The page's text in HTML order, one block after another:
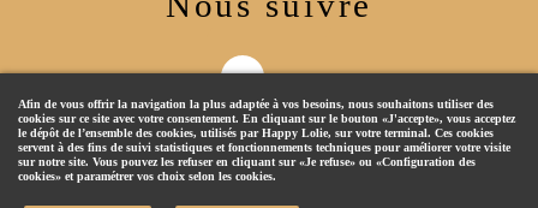
Afin de vous offrir la navigation la plus adaptée à vos besoins, nous souhaitons utiliser des
cookies sur ce site avec votre consentement. En cliquant sur le bouton «J'accepte», vous acceptez
le dépôt de l’ensemble des cookies, utilisés par Happy Lolie, sur votre terminal. Ces cookies
servent à des fins de suivi statistiques et fonctionnements techniques pour améliorer votre visite
sur notre site. Vous pouvez les refuser en cliquant sur «Je refuse» ou «Configuration des
cookies» et paramétrer vos choix selon les cookies.
© 2019 Happy Lolie - Tous droits réservés